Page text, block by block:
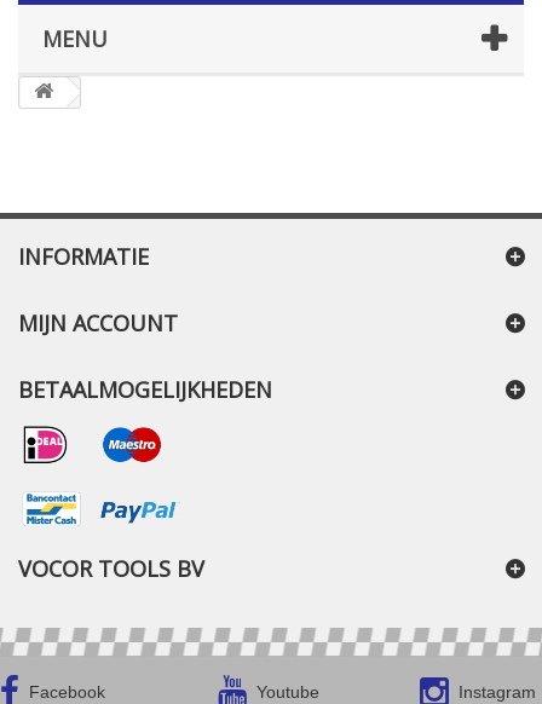
MENU
INFORMATIE
MIJN ACCOUNT
BETAALMOGELIJKHEDEN
VOCOR TOOLS BV
Facebook Youtube Instagram